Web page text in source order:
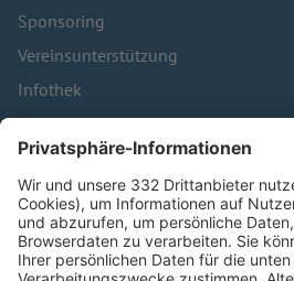
Sponsoring
Vereinsunterstützung
Infothek
Kontakt
HÄUFIG BESUCHTE SEITEN
Pässe und Vereinswechsel
Trainerausbildung